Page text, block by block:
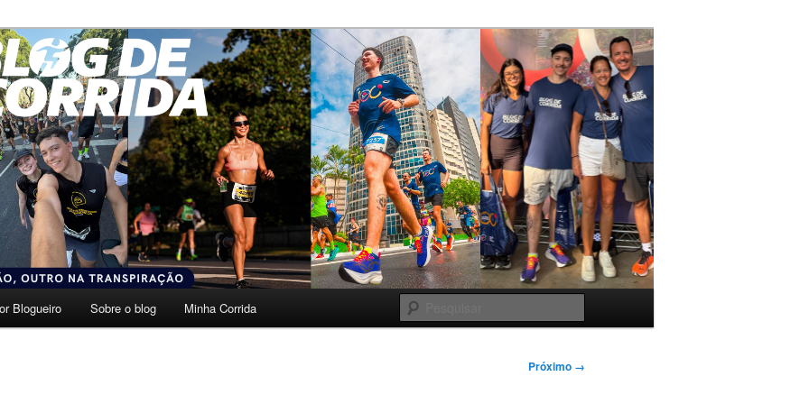
Blogueiro Sobre o blog Minha Corrida
Próximo →